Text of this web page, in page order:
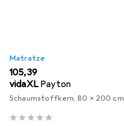
Matratze
EUR
105,39
vidaXL Payton
Schaumstoffkern, 80 x 200 cm